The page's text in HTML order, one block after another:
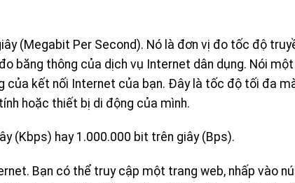
(Megabit Per Second). Nó là đơn vị đo tốc độ
băng thông của dịch vụ Internet dân dụng. Nói một
của kết nối Internet của bạn. Đây là tốc độ tối đa
hoặc thiết bị di động của mình.
(Kbps) hay 1.000.000 bit trên giây (Bps).
Bạn có thể truy cập một trang web, nhấp vào